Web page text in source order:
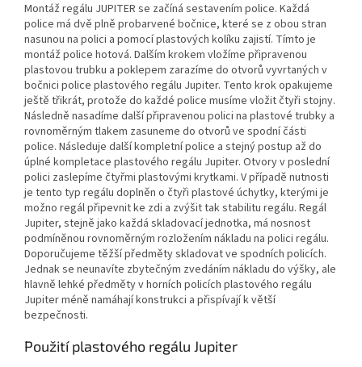
Montáž regálu JUPITER se začíná sestavením police. Každá
police má dvě plně probarvené bočnice, které se z obou stran
nasunou na polici a pomocí plastových kolíku zajistí. Tímto je
montáž police hotová. Dalším krokem vložíme připravenou
plastovou trubku a poklepem zarazíme do otvorů vyvrtaných v
bočnici police plastového regálu Jupiter. Tento krok opakujeme
ještě třikrát, protože do každé police musíme vložit čtyři stojny.
Následně nasadíme další připravenou polici na plastové trubky a
rovnoměrným tlakem zasuneme do otvorů ve spodní části
police. Následuje další kompletní police a stejný postup až do
úplné kompletace plastového regálu Jupiter. Otvory v poslední
polici zaslepíme čtyřmi plastovými krytkami. V případě nutnosti
je tento typ regálu doplněn o čtyři plastové úchytky, kterými je
možno regál připevnit ke zdi a zvýšit tak stabilitu regálu. Regál
Jupiter, stejně jako každá skladovací jednotka, má nosnost
podmíněnou rovnoměrným rozložením nákladu na polici regálu.
Doporučujeme těžší předměty skladovat ve spodních policích.
Jednak se neunavíte zbytečným zvedáním nákladu do výšky, ale
hlavně lehké předměty v horních policích plastového regálu
Jupiter méně namáhají konstrukci a přispívají k větší
bezpečnosti.
Použití plastového regálu Jupiter